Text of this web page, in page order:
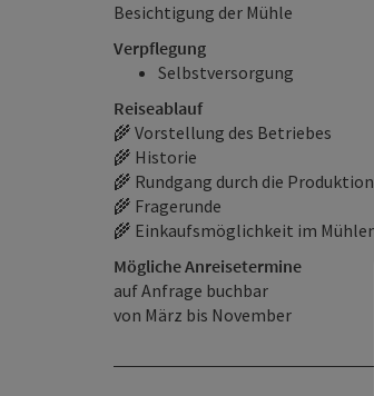
Besichtigung der Mühle
Verpflegung
Selbstversorgung
Reiseablauf
🌾 Vorstellung des Betriebes
🌾 Historie
🌾 Rundgang durch die Produktion
🌾 Fragerunde
🌾 Einkaufsmöglichkeit im
Mögliche Anreisetermine
auf Anfrage buchbar
von März bis November